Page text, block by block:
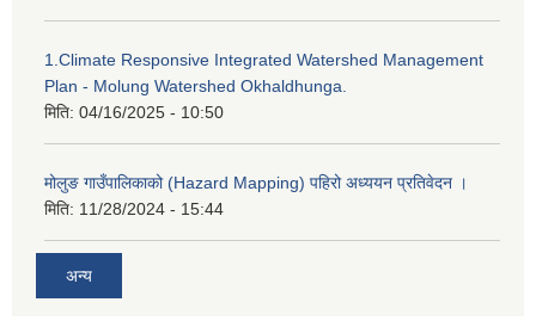
1.Climate Responsive Integrated Watershed Management
Plan - Molung Watershed Okhaldhunga.
मिति: 04/16/2025 - 10:50
मोलुङ गाउँपालिकाको (Hazard Mapping) पहिरो अध्ययन प्रतिवेदन ।
मिति: 11/28/2024 - 15:44
अन्य